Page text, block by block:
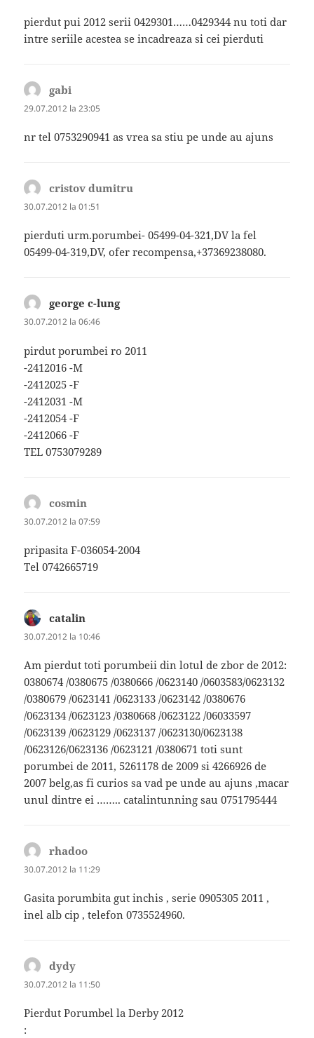
pierdut pui 2012 serii 0429301……0429344 nu toti dar
intre seriile acestea se incadreaza si cei pierduti
gabi
29.07.2012 la 23:05
nr tel 0753290941 as vrea sa stiu pe unde au ajuns
cristov dumitru
30.07.2012 la 01:51
pierduti urm.porumbei- 05499-04-321,DV la fel
05499-04-319,DV, ofer recompensa,+37369238080.
george c-lungspune:
30.07.2012 la 06:46
pirdut porumbei ro 2011
-2412016 -M
-2412025 -F
-2412031 -M
-2412054 -F
-2412066 -F
TEL 0753079289
cosmin
30.07.2012 la 07:59
pripasita F-036054-2004
Tel 0742665719
catalin
30.07.2012 la 10:46
Am pierdut toti porumbeii din lotul de zbor de 2012:
0380674 /0380675 /0380666 /0623140 /0603583/0623132
/0380679 /0623141 /0623133 /0623142 /0380676
/0623134 /0623123 /0380668 /0623122 /06033597
/0623139 /0623129 /0623137 /0623130/0623138
/0623126/0623136 /0623121 /0380671 toti sunt
porumbei de 2011, 5261178 de 2009 si 4266926 de
2007 belg,as fi curios sa vad pe unde au ajuns ,macar
unul dintre ei …….. catalintunning sau 0751795444
rhadoo
30.07.2012 la 11:29
Gasita porumbita gut inchis , serie 0905305 2011 ,
inel alb cip , telefon 0735524960.
dydy
30.07.2012 la 11:50
Pierdut Porumbel la Derby 2012
: